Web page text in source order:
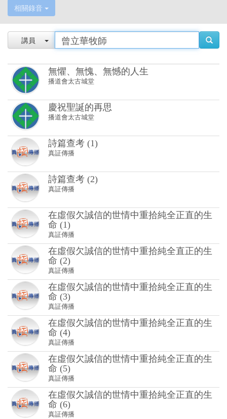
相關錄音
講員
無懼、無愧、無憾的人生
播道會太古城堂
慶祝聖誕的再思
播道會太古城堂
詩篇查考 (1)
真証傳播
詩篇查考 (2)
真証傳播
在虛假欠誠信的世情中重拾純全正直的生
命 (1)
真証傳播
在虛假欠誠信的世情中重拾純全直正的生
命 (2)
真証傳播
在虛假欠誠信的世情中重拾純全正直的生
命 (3)
真証傳播
在虛假欠誠信的世情中重拾純全正直的生
命 (4)
真証傳播
在虛假欠誠信的世情中重拾純全正直的生
命 (5)
真証傳播
在虛假欠誠信的世情中重拾純全正直的生
命 (6)
真証傳播